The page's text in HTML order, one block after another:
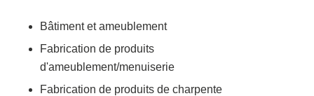
Bâtiment et ameublement
Fabrication de produits
d'ameublement/menuiserie
Fabrication de produits de charpente